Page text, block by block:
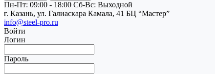
Пн-Пт: 09:00 - 18:00 Cб-Вс: Выходной
г. Казань, ул. Галиаскара Камала, 41 БЦ “Мастер”
info@steel-pro.ru
Войти
Логин
Пароль